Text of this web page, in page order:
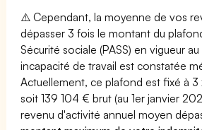
⚠️ Cependant, la moyenne de vos
dépasser 3 fois le montant du
Sécurité sociale (PASS) en vigueur
incapacité de travail est constatée
Actuellement, ce plafond est fixé à
soit 139 104 € brut (au 1er janvier
revenu d'activité annuel moyen